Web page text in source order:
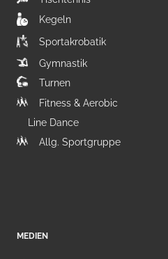
Kegeln
Sportakrobatik
Gymnastik
Turnen
Fitness & Aerobic
Line Dance
Allg. Sportgruppe
MEDIEN